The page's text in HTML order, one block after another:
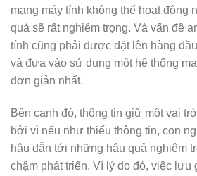
mạng máy tính không thể hoạt động
quả sẽ rất nghiêm trọng. Và vấn đề
tính cũng phải được đặt lên hàng
và đưa vào sử dụng một hệ thống
đơn giản nhất.
Bên cạnh đó, thông tin giữ một vai
bởi vì nếu như thiếu thông tin, con
hậu dẫn tới những hậu quả nghiêm
chậm phát triển. Vì lý do đó, việc lưu